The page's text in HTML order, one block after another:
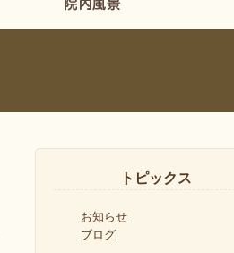
トピックス
お知らせ
ブログ